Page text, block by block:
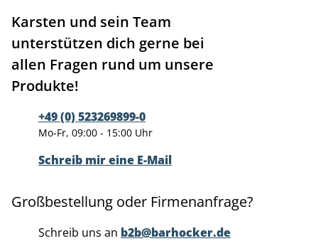
Karsten und sein Team
unterstützen dich gerne bei
allen Fragen rund um unsere
Produkte!
+49 (0) 523269899-0
Mo-Fr, 09:00 - 15:00 Uhr
Schreib mir eine E-Mail
Großbestellung oder Firmenanfrage?
Schreib uns an b2b@barhocker.de